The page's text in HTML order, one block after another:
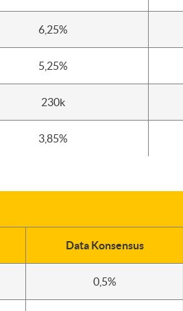
6,25%
5,25%
230k
3,85%
Data Konsensus
0,5%